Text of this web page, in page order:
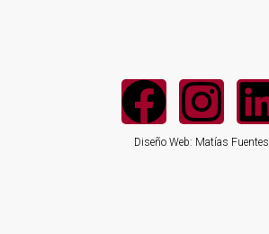
Diseño Web: Matías Fuentes